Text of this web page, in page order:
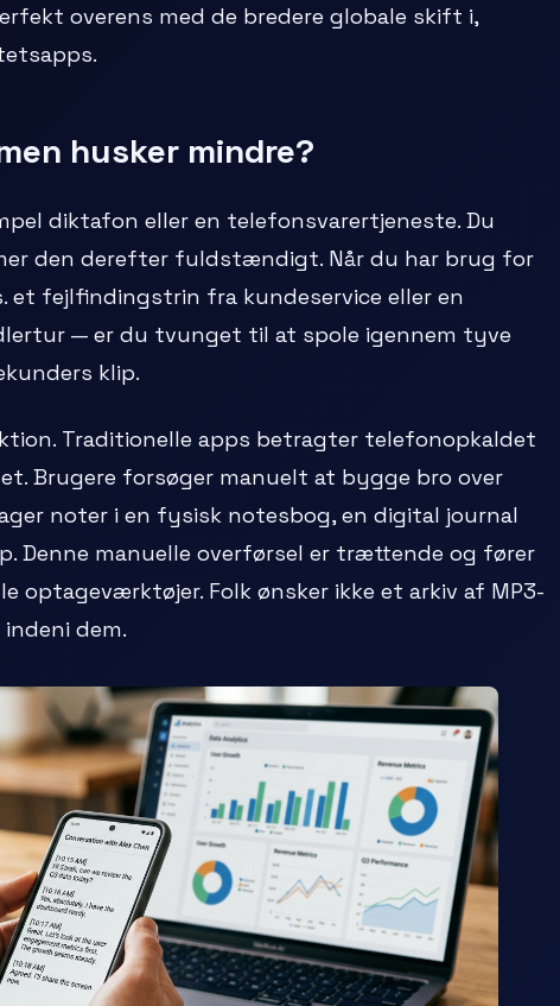
overens med de bredere globale skift i,
husker mindre?
diktafon eller en telefonsvarertjeneste. Du
den derefter fuldstændigt. Når du har brug for
et fejlfindingstrin fra kundeservice eller en
— er du tvunget til at spole igennem tyve
klip.
Traditionelle apps betragter telefonopkaldet
Brugere forsøger manuelt at bygge bro over
noter i en fysisk notesbog, en digital journal
Denne manuelle overførsel er trættende og fører
optageværktøjer. Folk ønsker ikke et arkiv af MP3-
dem.